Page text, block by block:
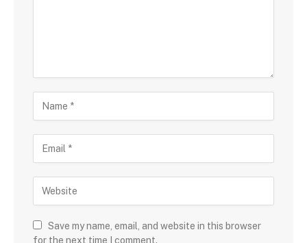
Save my name, email, and website in this browser
for the next time I comment.